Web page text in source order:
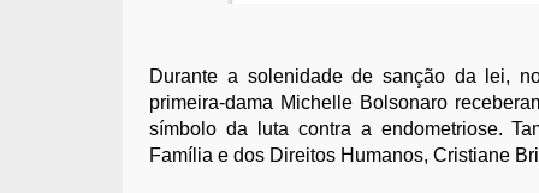
Durante a solenidade de sanção da lei,
primeira-dama Michelle Bolsonaro
símbolo da luta contra a endometriose.
Família e dos Direitos Humanos, Cristiane